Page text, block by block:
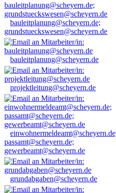
bauleitplanung@scheyern.de;
grundstueckswesen@scheyern.de
bauleitplanung@scheyern.de
projektleitung@scheyern.de
passamt@scheyern.de;
gewerbeamt@scheyern.de
grundabgaben@scheyern.de